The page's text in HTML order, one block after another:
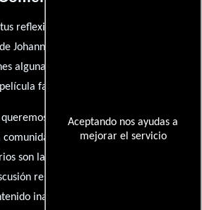
Aceptando nos ayudas a
mejorar el servicio
reflexiones, anécdotas y opiniones
Johanna Atilano. ¿Qué te ha inspirado
alguna anécdota personal que desees
favorita en la que ha participado?
escuchar tus pensamientos.
de admiradores y amantes
son la esencia de esta conversación.
respetuosa y constructiva.
inapropiado será eliminado para